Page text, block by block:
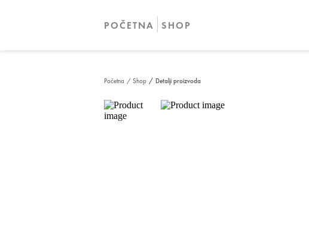
POČETNA SHOP
Početna / Shop / Detalji proizvoda